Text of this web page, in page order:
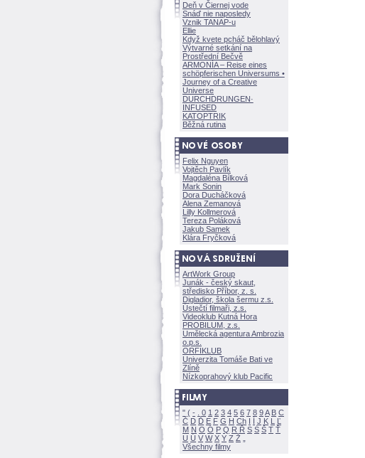
Deň v Čiernej vode
Snáď nie naposledy
Vznik TANAP-u
Ellie
Když kvete pcháč bělohlavý
Výtvarné setkání na
Prostřední Bečvě
ARMONÍA – Reise eines
schöpferischen Universums •
Journey of a Creative
Universe
DURCHDRUNGEN·
INFUSED
KATOPTRIK
Běžná rutina
Felix Nguyen
Vojtěch Pavlík
Magdaléna Bílkov
Mark Sonin
Dora Ducháčkov
Alena Zemanov
Lilly Kollmerov
Tereza Polákov
Jakub Samek
Klára Fryčkov
ArtWork Group
Junák - český skaut,
středisko Příbor, z. s.
Digladior, škola šermu z.s.
Ústečtí filmaři, z.s.
Videoklub Kutná Hora
PROBILUM, z.s.
Umělecká agentura Ambrozia
o.p.s.
ORFIKLUB
Univerzita Tomáše Bati ve
Zlíně
Nízkoprahový klub Pacific
" ( - 0 1 2 3 4 5 6 7 8 9A B C
Č D Ď E F G H Ch I Í J K L
Ľ
M N O Ó P Q R Ř S Ś T Ť
U Ú V W X Y Z
Všechny filmy